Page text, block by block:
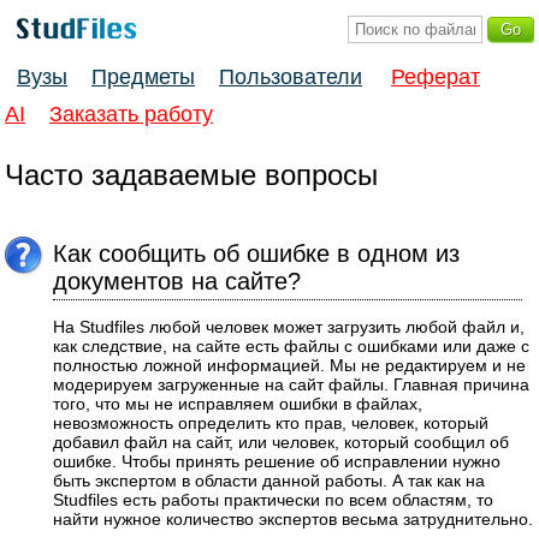
Вузы Предметы Пользователи
Реферат
AI
Заказать работу
Часто задаваемые вопросы
Как сообщить об ошибке в одном из
документов на сайте?
На Studfiles любой человек может загрузить любой файл и,
как следствие, на сайте есть файлы с ошибками или даже с
полностью ложной информацией. Мы не редактируем и не
модерируем загруженные на сайт файлы. Главная причина
того, что мы не исправляем ошибки в файлах,
невозможность определить кто прав, человек, который
добавил файл на сайт, или человек, который сообщил об
ошибке. Чтобы принять решение об исправлении нужно
быть экспертом в области данной работы. А так как на
Studfiles есть работы практически по всем областям, то
найти нужное количество экспертов весьма затруднительно.